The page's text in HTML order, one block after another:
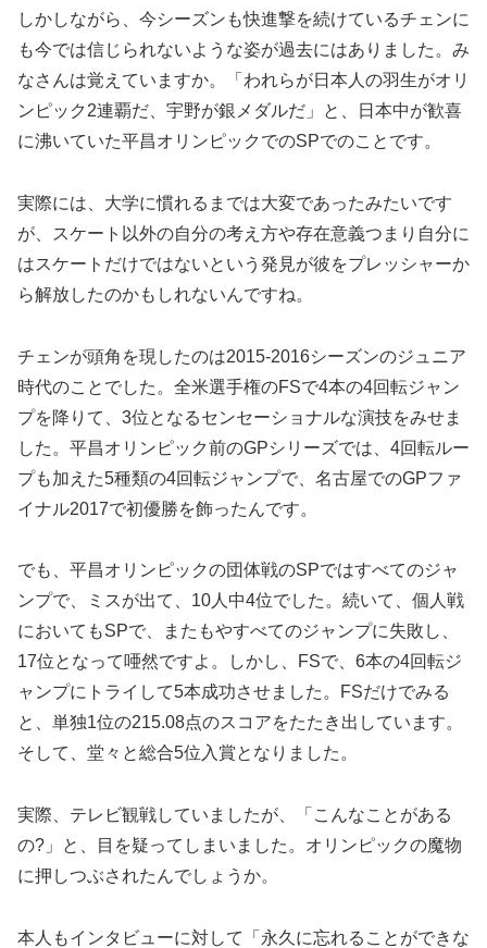
しかしながら、今シーズンも快進撃を続けているチェンに
も今では信じられないような姿が過去にはありました。み
なさんは覚えていますか。「われらが日本人の羽生がオリ
ンピック2連覇だ、宇野が銀メダルだ」と、日本中が歓喜
に沸いていた平昌オリンピックでのSPでのことです。
実際には、大学に慣れるまでは大変であったみたいです
が、スケート以外の自分の考え方や存在意義つまり自分に
はスケートだけではないという発見が彼をプレッシャーか
ら解放したのかもしれないんですね。
チェンが頭角を現したのは2015-2016シーズンのジュニア
時代のことでした。全米選手権のFSで4本の4回転ジャン
プを降りて、3位となるセンセーショナルな演技をみせま
した。平昌オリンピック前のGPシリーズでは、4回転ルー
プも加えた5種類の4回転ジャンプで、名古屋でのGPファ
イナル2017で初優勝を飾ったんです。
でも、平昌オリンピックの団体戦のSPではすべてのジャ
ンプで、ミスが出て、10人中4位でした。続いて、個人戦
においてもSPで、またもやすべてのジャンプに失敗し、
17位となって唖然ですよ。しかし、FSで、6本の4回転ジ
ャンプにトライして5本成功させました。FSだけでみる
と、単独1位の215.08点のスコアをたたき出しています。
そして、堂々と総合5位入賞となりました。
実際、テレビ観戦していましたが、「こんなことがある
の?」と、目を疑ってしまいました。オリンピックの魔物
に押しつぶされたんでしょうか。
本人もインタビューに対して「永久に忘れることができな